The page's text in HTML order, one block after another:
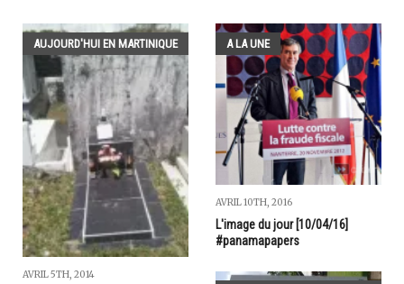
AUJOURD'HUI EN MARTINIQUE
AVRIL 5TH, 2014
A LA UNE
AVRIL 10TH, 2016
L'image du jour [10/04/16]
#panamapapers